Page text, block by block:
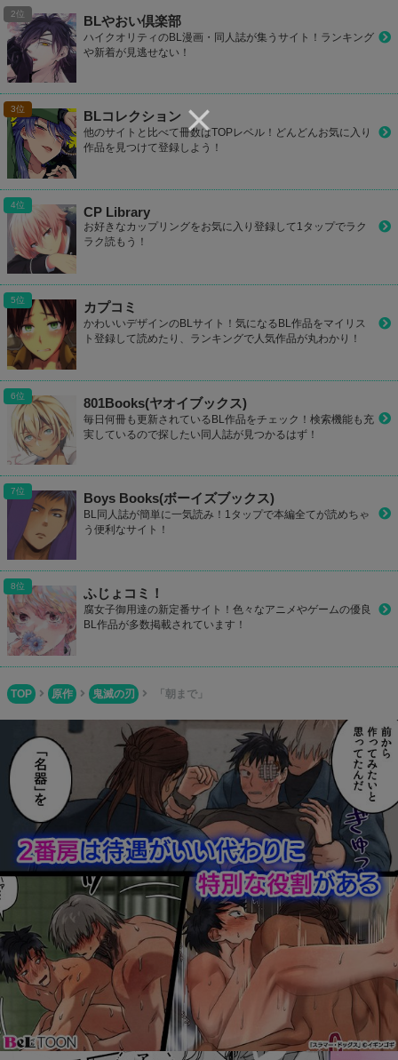
BLやおい倶楽部
ハイクオリティのBL漫画・同人誌が集うサイト！ランキング
や新着が見逃せない！
BLコレクション
他のサイトと比べて冊数はTOPレベル！どんどんお気に入り
作品を見つけて登録しよう！
CP Library
お好きなカップリングをお気に入り登録して1タップでラク
ラク読もう！
カプコミ
かわいいデザインのBLサイト！気になるBL作品をマイリス
ト登録して読めたり、ランキングで人気作品が丸わかり！
801Books(ヤオイブックス)
毎日何冊も更新されているBL作品をチェック！検索機能も充
実しているので探したい同人誌が見つかるはず！
Boys Books(ボーイズブックス)
BL同人誌が簡単に一気読み！1タップで本編全てが読めちゃ
う便利なサイト！
ふじょコミ！
腐女子御用達の新定番サイト！色々なアニメやゲームの優良
BL作品が多数掲載されています！
TOP 原作 鬼滅の刃 「朝まで」